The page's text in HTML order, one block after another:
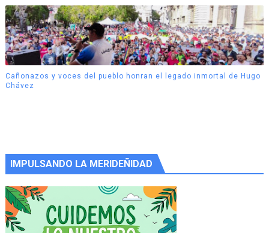
Cañonazos y voces del pueblo honran el legado inmortal de Hugo
Chávez
IMPULSANDO LA MERIDEÑIDAD